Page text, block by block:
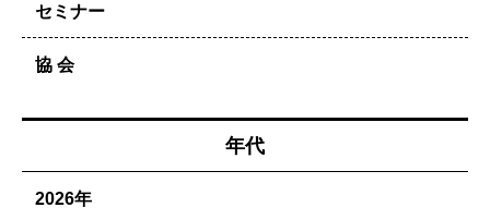
セミナー
協 会
年代
2026年